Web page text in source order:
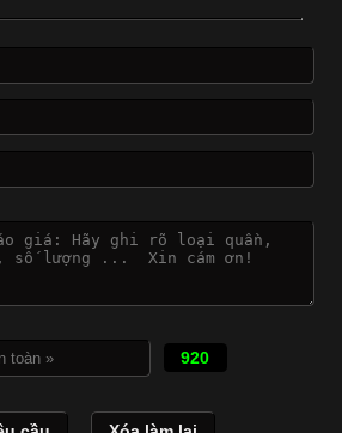
thời trang thường ngày, áo phông còn
trong ngành sản xuất may mặc, đặc
thun. Hiện nay,
Đại
2026-04-21 15:41:03
Công Nghệ In Hiện Đại Trong Ngành
in ấn và thời trang, in chuyển nhiệt đang
màu. Đặc biệt, kỹ thuật này được ứng
920